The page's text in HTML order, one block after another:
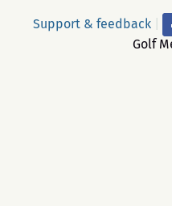
Support & feedback
Golf